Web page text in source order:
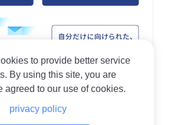
績。小数点以下は四捨五入。※2：2021年3月から
カウトが学生に開封された割合。
to provide better service
By using this site, you are
agreed to our use of cookies.
privacy policy